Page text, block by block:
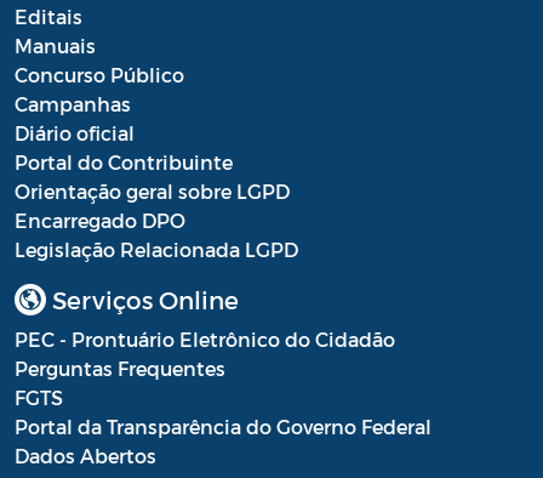
JARI - Junta Recursos de Infração de
Notificação
Parecer
Portal do Contribuinte
Portaria Gabinete
Portaria IBASMA
Editais
Manuais
Concurso Público
Campanhas
Diário oficial
Portal do Contribuinte
Orientação geral sobre LGPD
Encarregado DPO
Legislação Relacionada LGPD
Serviços Online
PEC - Prontuário Eletrônico do Cidadão
Perguntas Frequentes
FGTS
Portal da Transparência do Governo Federal
Dados Abertos